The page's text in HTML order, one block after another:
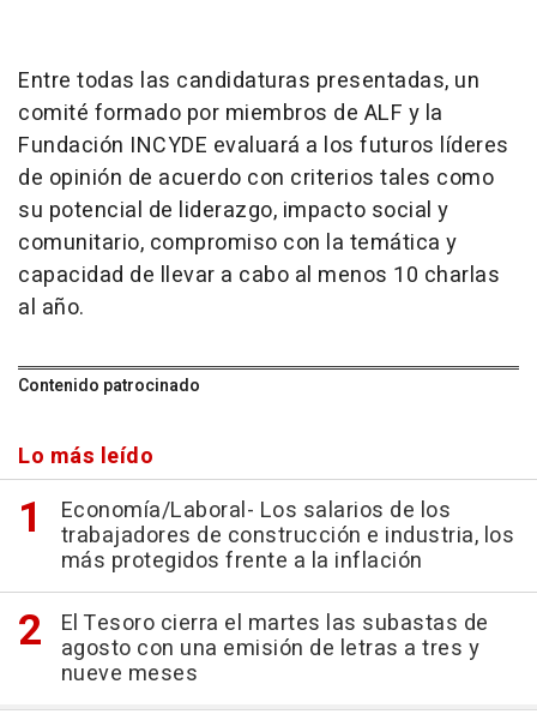
Entre todas las candidaturas presentadas, un
comité formado por miembros de ALF y la
Fundación INCYDE evaluará a los futuros líderes
de opinión de acuerdo con criterios tales como
su potencial de liderazgo, impacto social y
comunitario, compromiso con la temática y
capacidad de llevar a cabo al menos 10 charlas
al año.
Contenido patrocinado
Lo más leído
Economía/Laboral- Los salarios de los
trabajadores de construcción e industria, los
más protegidos frente a la inflación
El Tesoro cierra el martes las subastas de
agosto con una emisión de letras a tres y
nueve meses